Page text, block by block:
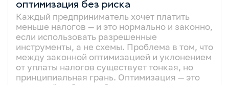
оптимизация без риска
Каждый предприниматель хочет платить
меньше налогов — и это нормально и законно,
если использовать разрешенные
инструменты, а не схемы. Проблема в том, что
между законной оптимизацией и уклонением
от уплаты налогов существует тонкая, но
принципиальная грань. Оптимизация — это